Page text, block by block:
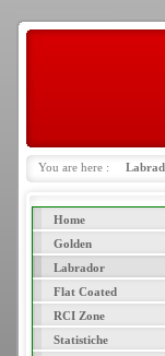
You are here :
Home
Golden
Labrador
Flat Coated
RCI Zone
Statistiche